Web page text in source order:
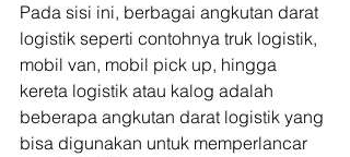
Pada sisi ini, berbagai angkutan darat
logistik seperti contohnya truk logistik,
mobil van, mobil pick up, hingga
kereta logistik atau kalog adalah
beberapa angkutan darat logistik yang
bisa digunakan untuk memperlancar